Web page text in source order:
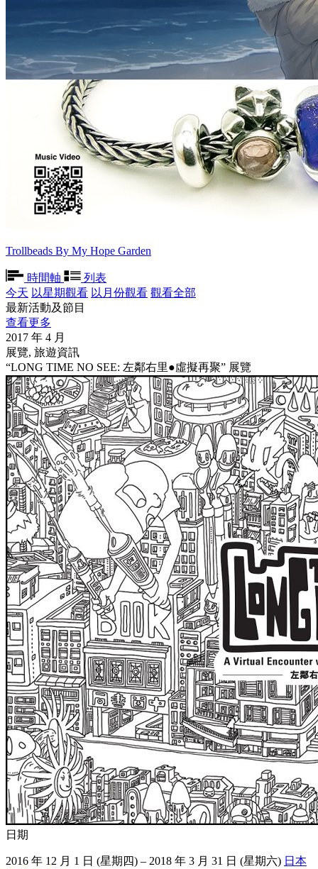
Trollbeads By My Hope Garden
時間軸
列表
今天 以星期觀看 以月份觀看 觀看全部
最新活動及節目
查看更多
2017 年 4 月
展覽, 旅遊資訊
“LONG TIME NO SEE: 左鄰右里●虛擬再聚” 展覽
日期
2016 年 12 月 1 日 (星期四) – 2018 年 3 月 31 日 (星期六) 日本